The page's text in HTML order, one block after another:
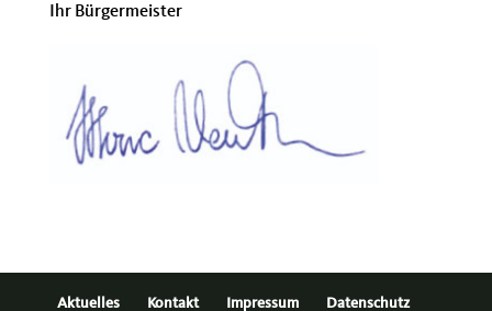
Ihr Bürgermeister
Aktuelles Kontakt Impressum
Datenschutz